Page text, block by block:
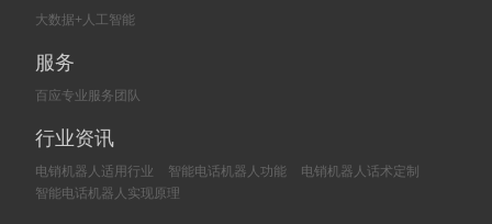
大数据+人工智能
服务
百应专业服务团队
行业资讯
电销机器人适用行业 智能电话机器人功能
电销机器人话术定制
智能电话机器人实现原理